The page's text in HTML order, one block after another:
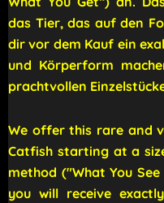
das Tier, das auf den
dir vor dem Kauf ein
und Körperform
prachtvollen
We offer this rare and
Catfish starting at a
method ("What You
you will receive